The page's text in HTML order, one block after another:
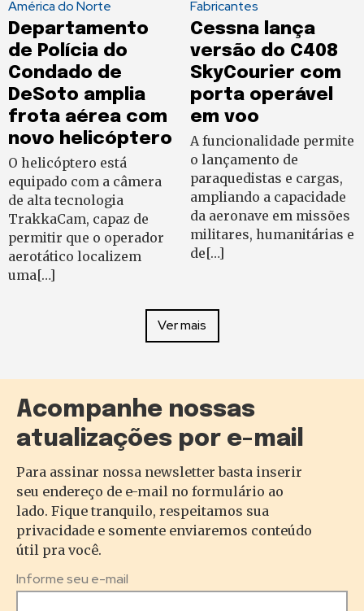
América do Norte
Departamento
de Polícia do
Condado de
DeSoto amplia
frota aérea com
novo helicóptero
O helicóptero está
equipado com a câmera
de alta tecnologia
TrakkaCam, capaz de
permitir que o operador
aerotático localizem
uma[…]
Fabricantes
Cessna lança
versão do C408
SkyCourier com
porta operável
em voo
A funcionalidade permite
o lançamento de
paraquedistas e cargas,
ampliando a capacidade
da aeronave em missões
militares, humanitárias e
de[…]
Ver mais
Acompanhe nossas
atualizações por e-mail
Para assinar nossa newsletter basta inserir
seu endereço de e-mail no formulário ao
lado. Fique tranquilo, respeitamos sua
privacidade e somente enviaremos conteúdo
útil pra você.
Informe seu e-mail